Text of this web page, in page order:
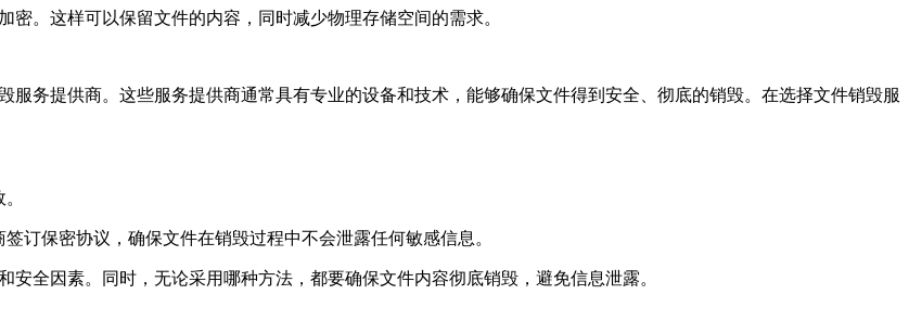
。这样可以保留文件的内容，同时减少物理存储空间的需求。
务提供商。这些服务提供商通常具有专业的设备和技术，能够确保文件得到安全、彻底的销毁。在选择文件销毁服
订保密协议，确保文件在销毁过程中不会泄露任何敏感信息。
全因素。同时，无论采用哪种方法，都要确保文件内容彻底销毁，避免信息泄露。